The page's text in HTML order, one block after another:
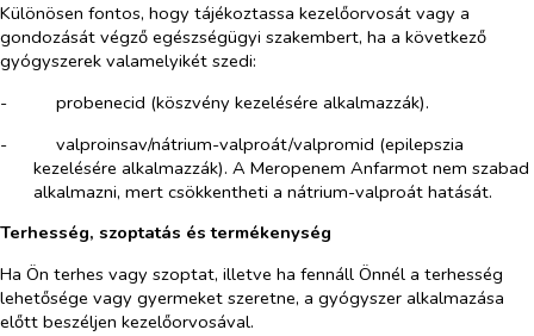
Különösen fontos, hogy tájékoztassa kezelőorvosát vagy a
gondozását végző egészségügyi szakembert, ha a következő
gyógyszerek valamelyikét szedi:
-​
probenecid (köszvény kezelésére alkalmazzák).
-​
valproinsav/nátrium-valproát/valpromid (epilepszia
kezelésére alkalmazzák). A Meropenem Anfarmot nem szabad
alkalmazni, mert csökkentheti a nátrium-valproát hatását.
Terhesség, szoptatás és termékenység
Ha Ön terhes vagy szoptat, illetve ha fennáll Önnél a terhesség
lehetősége vagy gyermeket szeretne, a gyógyszer alkalmazása
előtt beszéljen kezelőorvosával.